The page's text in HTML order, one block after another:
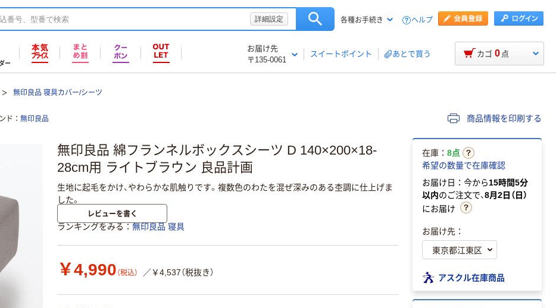
詳細設定 各種お手続き ヘルプ
ー
お届け先
〒135-0061
スイートポイント あとで買う カゴ 0 点
無印良品 寝具カバー/シーツ
ド 無印良品 商品情報を印刷する
無印良品 綿フランネルボックスシーツ D 140×200×18-
28cm用 ライトブラウン 良品計画
生地に起毛をかけ、やわらかな肌触りです。複数色のわたを混ぜ深みのある杢調に仕上げま
した。
レビューを書く
ランキングをみる 無印良品 寝具
￥4,990 （税込） ／￥4,537（税抜き）
在庫： 8点
希望の数量で在庫確認
お届け日：今から15時間5分
以内のご注文で、8月2日（日）
にお届け
お届け先：
アスクル在庫商品